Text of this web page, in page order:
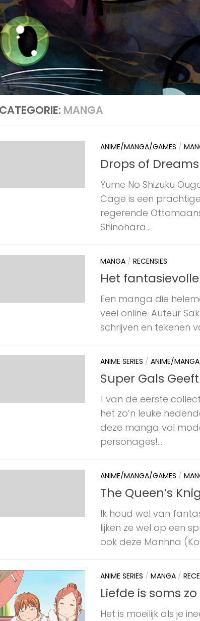
MANGA
ANIME/MANGA/GAMES /
Drops of
Yume No Shizuku
Cage is een
regerende
Shinohara...
MANGA / RECENSIES
Het
Een manga die
veel online. Auteur
schrijven en tekenen
ANIME SERIES / ANIME/
Super Gals
1 van de eerste
het zo’n leuke
deze manga vol
personages!...
ANIME/MANGA/GAMES /
The Queen’s
Ik houd wel van
lijken ze wel op een
ook deze Manhna
ANIME SERIES / MANGA /
Liefde is soms
Het is moeilijk als je